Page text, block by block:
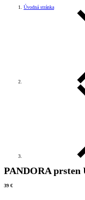
Úvodná stránka
PANDORA prsten
39 €